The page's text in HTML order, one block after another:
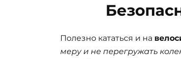
Полезно кататься и на
меру и не перегружать